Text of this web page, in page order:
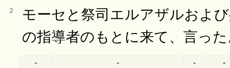
2
モーセと祭司エルアザルおよ
の指導者のもとに来て、言っ
- - - -